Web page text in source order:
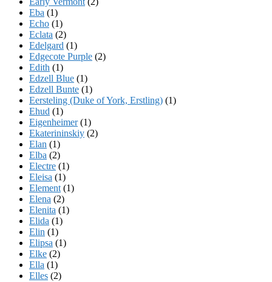
Eba (1)
Echo (1)
Eclata (2)
Edelgard (1)
Edgecote Purple (2)
Edith (1)
Edzell Blue (1)
Edzell Bunte (1)
Eersteling (Duke of York, Erstling) (1)
Ehud (1)
Eigenheimer(1)
Ekaterininskiy (2)
Elan (1)
Elba (2)
Electre (1)
Eleisa (1)
Element (1)
Elena (2)
Elenita (1)
Elida (1)
Elin (1)
Elipsa (1)
Elke (2)
Ella (1)
Elles (2)